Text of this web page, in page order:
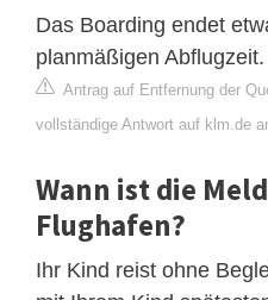
Das Boarding endet
planmäßigen Abflugzeit.
Antrag auf Entfernung der
vollständige Antwort auf klm.de
Wann ist die
Flughafen?
Ihr Kind reist ohne